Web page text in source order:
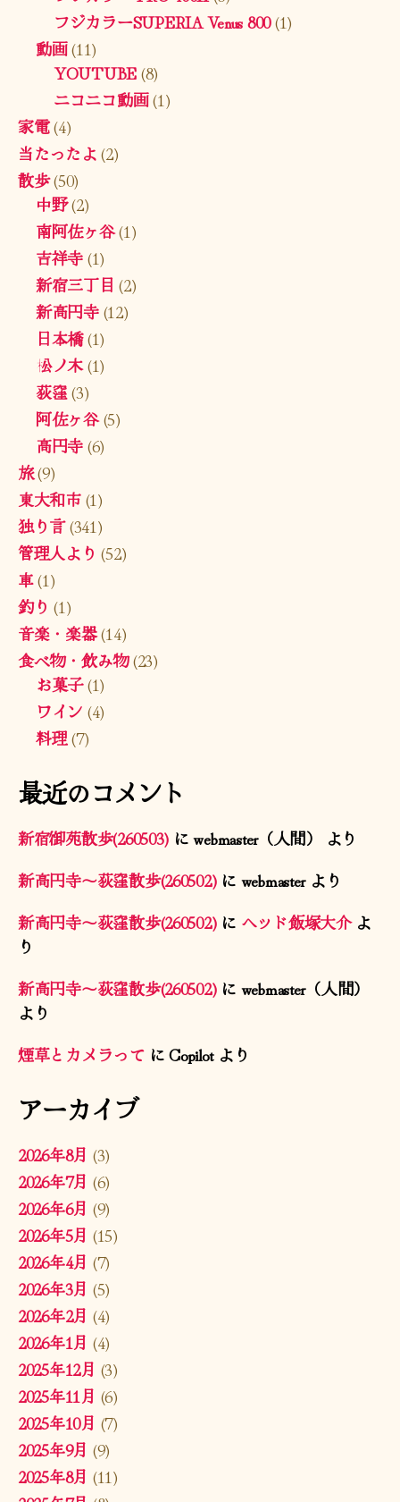
フジカラーSUPERIA Venus 800(1)
動画(11)
YOUTUBE(8)
ニコニコ動画(1)
家電(4)
当たったよ(2)
散歩(50)
中野(2)
南阿佐ヶ谷(1)
吉祥寺(1)
新宿三丁目 (2)
新高円寺(12)
日本橋(1)
松ノ木(1)
荻窪(3)
阿佐ヶ谷(5)
高円寺(6)
旅(9)
東大和市(1)
独り言(341)
管理人より (52)
車(1)
釣り (1)
音楽・楽器(14)
食べ物・飲み物(23)
お菓子(1)
ワイン (4)
料理(7)
最近のコメント
新宿御苑散歩(260503) にwebmaster（人間）
より
新高円寺〜荻窪散歩(260502)に webmasterより
新高円寺〜荻窪散歩(260502)に ヘッド飯塚大介よ
り
新高円寺〜荻窪散歩(260502)に webmaster（人間）
より
煙草とカメラってにCopilotより
アーカイブ
2026年8月 (3)
2026年7月 (6)
2026年6月 (9)
2026年5月 (15)
2026年4月 (7)
2026年3月 (5)
2026年2月 (4)
2026年1月 (4)
2025年12月 (3)
2025年11月 (6)
2025年10月 (7)
2025年9月 (9)
2025年8月 (11)